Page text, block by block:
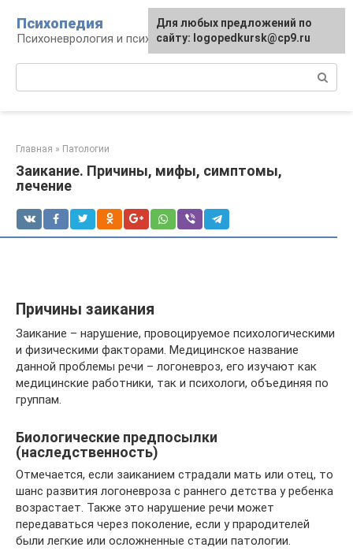
контенту
Психопедия
Психоневрология и психиатрия
Главная » Патологии
Заикание. Причины, мифы, симптомы,
лечение
Причины заикания
Заикание – нарушение, провоцируемое психологическими
и физическими факторами. Медицинское название
данной проблемы речи – логоневроз, его изучают как
медицинские работники, так и психологи, объединяя по
группам.
Биологические предпосылки
(наследственность)
Отмечается, если заиканием страдали мать или отец, то
шанс развития логоневроза с раннего детства у ребенка
возрастает. Также это нарушение речи может
передаваться через поколение, если у прародителей
были легкие или осложненные стадии патологии.
Для любых предложений по
сайту: logopedkursk@cp9.ru